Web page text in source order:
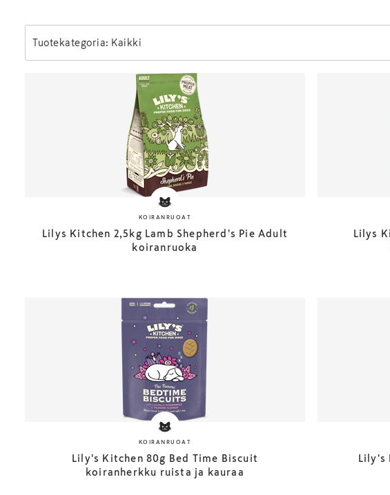
Tuotekategoria: Kaikki
KOIRANRUOAT
Lilys Kitchen 2,5kg Lamb Shepherd's Pie Adult
koiranruoka
Lilys
KOIRANRUOAT
Lily's Kitchen 80g Bed Time Biscuit
koiranherkku ruista ja kauraa
Lily's